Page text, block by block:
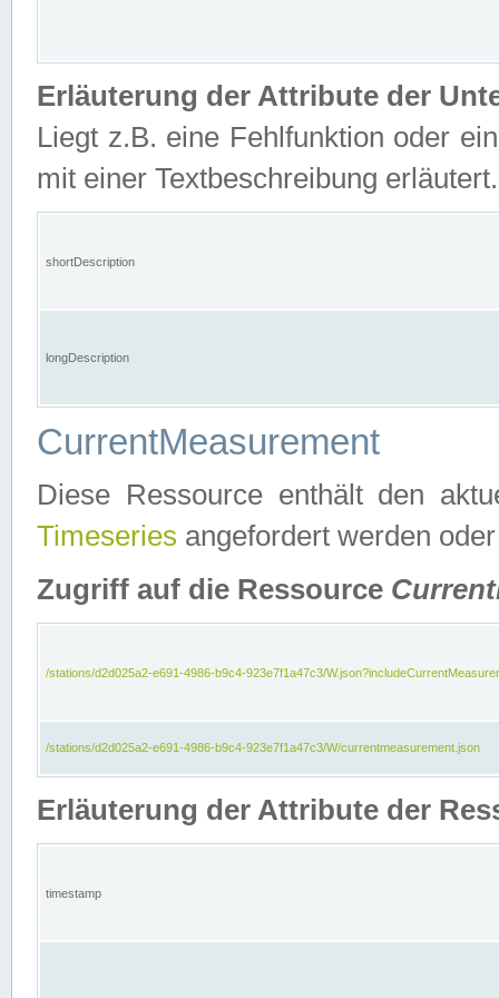
Erläuterung der Attribute der
Liegt z.B. eine Fehlfunktion oder
mit einer Textbeschreibung erläutert.
shortDescription
longDescription
CurrentMeasurement
Diese Ressource enthält den
Timeseries angefordert werden
Zugriff auf die Ressource
/stations/d2d025a2-e691-4986-b9c4-923e7f1a47c3/
/stations/d2d025a2-e691-4986-b9c4-923e7f1a47c3/W/currentmeasurement.json
Erläuterung der Attribute der
timestamp